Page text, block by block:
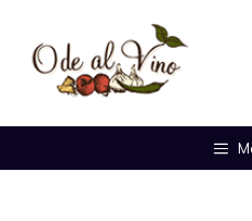
contenuto